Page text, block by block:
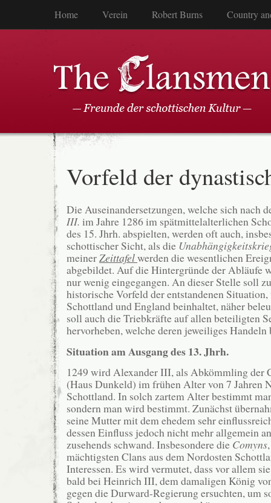
Home Verein Robert Burns Country
Vorfeld der
Die Auseinandersetzungen, welche sich nach
III. im Jahre 1286 im spätmittelalterlichen
des 15. Jhrh. abspielten, werden oft auch,
schottischer Sicht, als die
meinerZeittafelwerden die wesentlichen
abgebildet. Auf die Hintergründe der Abläufe
nur wenig eingegangen. An dieser Stelle soll
historische Vorfeld der entstandenen
Schottland und England beinhaltet, näher
soll auch die Triebkräfte auf allen beteiligten
hervorheben, welche deren jeweiliges Handeln
Situation am Ausgang des 13. Jhrh.
1249 wird Alexander III, als Abkömmling der
(Haus Dunkeld) im frühen Alter von 7 Jahren
Schottland. In solch zartem Alter bestimmt
sondern man wird bestimmt. Zunächst
seine Mutter mit dem ehedem sehr
dessen Einfluss jedoch nicht mehr allgemein
zusehends schwand. Insbesondere die Comyns
mächtigsten Clans aus dem Nordosten
Interessen. Es wird vermutet, dass vor allem
bald bei Heinrich III, dem damaligen König
gegen die Durward-Regierung ersuchten, um